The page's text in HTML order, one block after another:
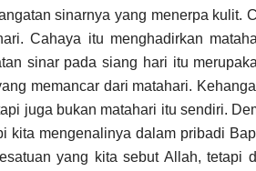
sinarnya yang menerpa kulit.
Cahaya itu menghadirkan
sinar pada siang hari itu
memancar dari matahari.
juga bukan matahari itu sendiri.
kita mengenalinya dalam pribadi
yang kita sebut Allah, tetapi